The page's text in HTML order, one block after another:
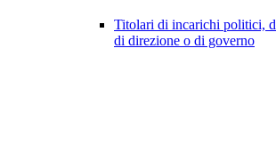
Titolari di incarichi politici,
di direzione o di governo